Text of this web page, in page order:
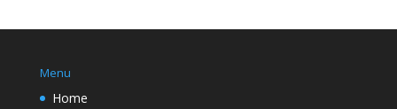
Menu
Home